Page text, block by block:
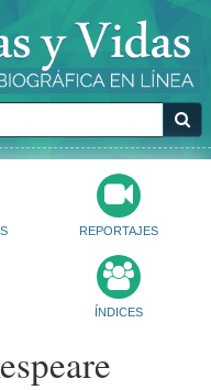
REPORTAJES
ÍNDICES